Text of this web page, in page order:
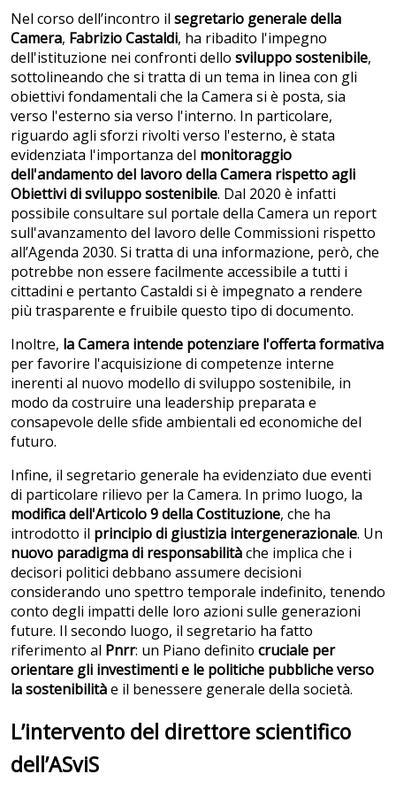
Nel corso dell’incontro il segretario generale della
Camera, Fabrizio Castaldi, ha ribadito l'impegno
dell'istituzione nei confronti dello sviluppo sostenibile,
sottolineando che si tratta di un tema in linea con gli
obiettivi fondamentali che la Camera si è posta, sia
verso l'esterno sia verso l'interno. In particolare,
riguardo agli sforzi rivolti verso l'esterno, è stata
evidenziata l'importanza del monitoraggio
dell'andamento del lavoro della Camera rispetto agli
Obiettivi di sviluppo sostenibile. Dal 2020 è infatti
possibile consultare sul portale della Camera un report
sull'avanzamento del lavoro delle Commissioni rispetto
all’Agenda 2030. Si tratta di una informazione, però, che
potrebbe non essere facilmente accessibile a tutti i
cittadini e pertanto Castaldi si è impegnato a rendere
più trasparente e fruibile questo tipo di documento.
Inoltre, la Camera intende potenziare l'offerta formativa
per favorire l'acquisizione di competenze interne
inerenti al nuovo modello di sviluppo sostenibile, in
modo da costruire una leadership preparata e
consapevole delle sfide ambientali ed economiche del
futuro.
Infine, il segretario generale ha evidenziato due eventi
di particolare rilievo per la Camera. In primo luogo, la
modifica dell'Articolo 9 della Costituzione, che ha
introdotto il principio di giustizia intergenerazionale. Un
nuovo paradigma di responsabilitàche implica che i
decisori politici debbano assumere decisioni
considerando uno spettro temporale indefinito, tenendo
conto degli impatti delle loro azioni sulle generazioni
future. Il secondo luogo, il segretario ha fatto
riferimento al Pnrr: un Piano definito cruciale per
orientare gli investimenti e le politiche pubbliche verso
la sostenibilitàe il benessere generale della società.
L’intervento del direttore scientifico
dell’ASviS